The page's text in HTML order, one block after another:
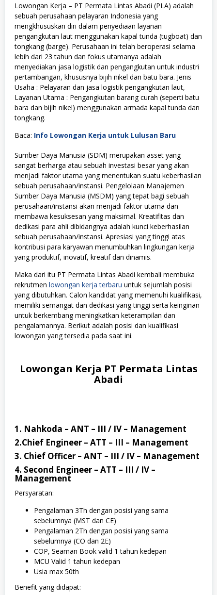
Lowongan Kerja – PT Permata Lintas Abadi (PLA) adalah
sebuah perusahaan pelayaran Indonesia yang
mengkhususkan diri dalam penyediaan layanan
pengangkutan laut menggunakan kapal tunda (tugboat) dan
tongkang (barge). Perusahaan ini telah beroperasi selama
lebih dari 23 tahun dan fokus utamanya adalah
menyediakan jasa logistik dan pengangkutan untuk industri
pertambangan, khususnya bijih nikel dan batu bara. Jenis
Usaha : Pelayaran dan jasa logistik pengangkutan laut,
Layanan Utama : Pengangkutan barang curah (seperti batu
bara dan bijih nikel) menggunakan armada kapal tunda dan
tongkang.
Baca: Info Lowongan Kerja untuk Lulusan Baru
Sumber Daya Manusia (SDM) merupakan asset yang
sangat berharga atau sebuah investasi besar yang akan
menjadi faktor utama yang menentukan suatu keberhasilan
sebuah perusahaan/instansi. Pengelolaan Manajemen
Sumber Daya Manusia (MSDM) yang tepat bagi sebuah
perusahaan/instansi akan menjadi faktor utama dan
membawa kesuksesan yang maksimal. Kreatifitas dan
dedikasi para ahli dibidangnya adalah kunci keberhasilan
sebuah perusahaan/instansi. Apresiasi yang tinggi atas
kontribusi para karyawan menumbuhkan lingkungan kerja
yang produktif, inovatif, kreatif dan dinamis.
Maka dari itu PT Permata Lintas Abadi kembali membuka
rekrutmen lowongan kerja terbaru untuk sejumlah posisi
yang dibutuhkan. Calon kandidat yang memenuhi kualifikasi,
memiliki semangat dan dedikasi yang tinggi serta keinginan
untuk berkembang meningkatkan keterampilan dan
pengalamannya. Berikut adalah posisi dan kualifikasi
lowongan yang tersedia pada saat ini.
Lowongan Kerja PT Permata Lintas
Abadi
1. Nahkoda – ANT – III / IV – Management
2.Chief Engineer – ATT – III – Management
3. Chief Officer – ANT – III / IV – Management
4. Second Engineer – ATT – III / IV –
Management
Persyaratan:
Pengalaman 3Th dengan posisi yang sama
sebelumnya (MST dan CE)
Pengalaman 2Th dengan posisi yang sama
sebelumnya (CO dan 2E)
COP, Seaman Book valid 1 tahun kedepan
MCU Valid 1 tahun kedepan
Usia max 50th
Benefit yang didapat: